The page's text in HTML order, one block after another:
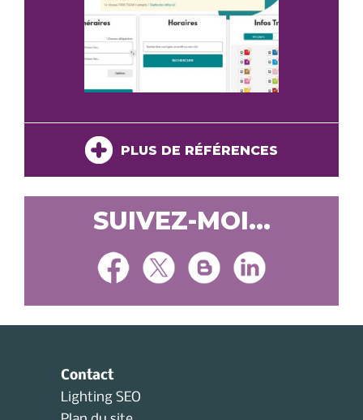
PLUS DE RÉFÉRENCES
SUIVEZ-MOI...
Contact
Lighting SEO